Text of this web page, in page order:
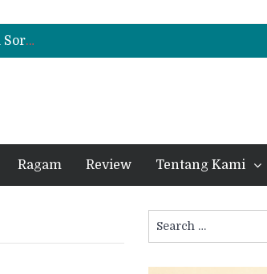
Beli Mobil Jangan Cuma Lihat Cicilan, TAF dan OJK Tekankan Pentingnya Literasi Keuangan
Test Drive Suzuki Fronx SGX Hybrid Kuro di GIIAS 2026, Peserta Soroti Desain Sporty dan DVR
Leapmotor Mulai Perakitan Lokal di Indonesia, B10 dan C10 Jadi Model Perdana
Ragam Review Tentang Kami
for: